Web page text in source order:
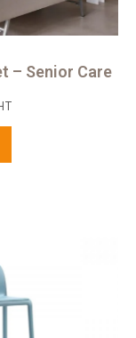
– Senior Care